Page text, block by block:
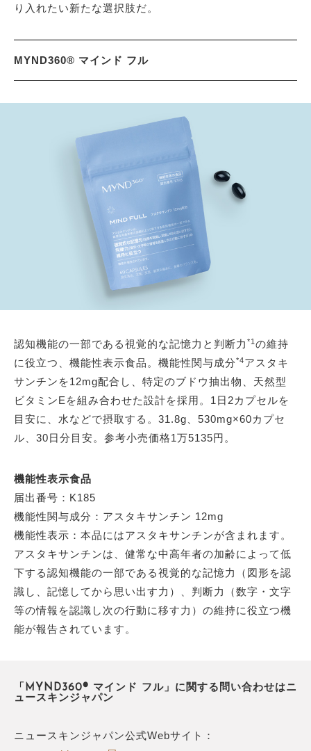
り入れたい新たな選択肢だ。
MYND360® マインド フル
認知機能の一部である視覚的な記憶力と判断力 *1 の維持
に役立つ、機能性表示食品。機能性関与成分*4アスタキ
サンチンを12mg配合し、特定のブドウ抽出物、天然型
ビタミンEを組み合わせた設計を採用。1日2カプセルを
目安に、水などで摂取する。31.8g、530mg×60カプセ
ル、30日分目安。参考小売価格1万5135円。
機能性表示食品
届出番号：K185
機能性関与成分：アスタキサンチン 12mg
機能性表示：本品にはアスタキサンチンが含まれます。
アスタキサンチンは、健常な中高年者の加齢によって低
下する認知機能の一部である視覚的な記憶力（図形を認
識し、記憶してから思い出す力）、判断力（数字・文字
等の情報を認識し次の行動に移す力）の維持に役立つ機
能が報告されています。
「MYND360® マインド フル」に関する問い合わせはニ
ュースキンジャパン
ニュースキンジャパン公式Webサイト：